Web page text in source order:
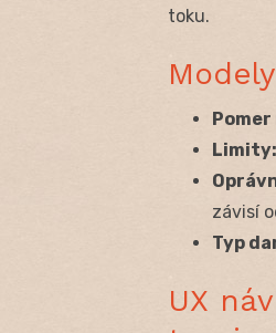
toku.
Limity:
závisí
Typ
UX